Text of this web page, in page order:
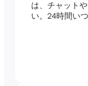
は、チャット
い。24時間い